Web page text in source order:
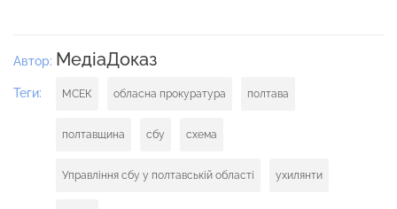
Автор: МедіаДоказ
Теги: МСЕК обласна прокуратура полтава
полтавщина сбу схема
Управління сбу у полтавській області ухилянти